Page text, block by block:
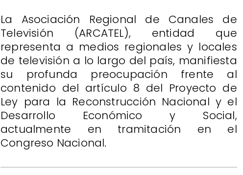
La Asociación Regional de Canales de
Televisión (ARCATEL), entidad que
representa a medios regionales y locales
de televisión a lo largo del país, manifiesta
su profunda preocupación frente al
contenido del artículo 8 del Proyecto de
Ley para la Reconstrucción Nacional y el
Desarrollo Económico y Social,
actualmente en tramitación en el
Congreso Nacional.